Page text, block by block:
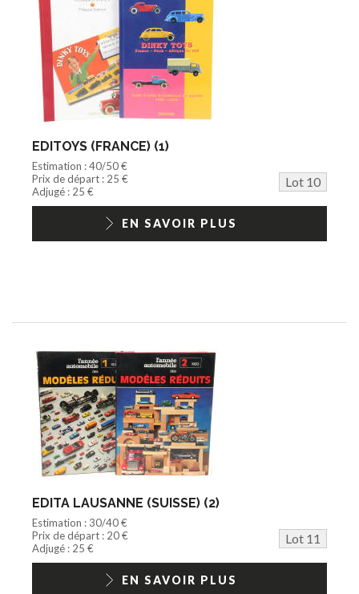
EDITOYS (FRANCE) (1)
Estimation : 40/50 €
Prix de départ : 25 €
Lot 10
Adjugé : 25 €
EN SAVOIR PLUS
EDITA LAUSANNE (SUISSE) (2)
Estimation : 30/40 €
Prix de départ : 20 €
Lot 11
Adjugé : 25 €
EN SAVOIR PLUS